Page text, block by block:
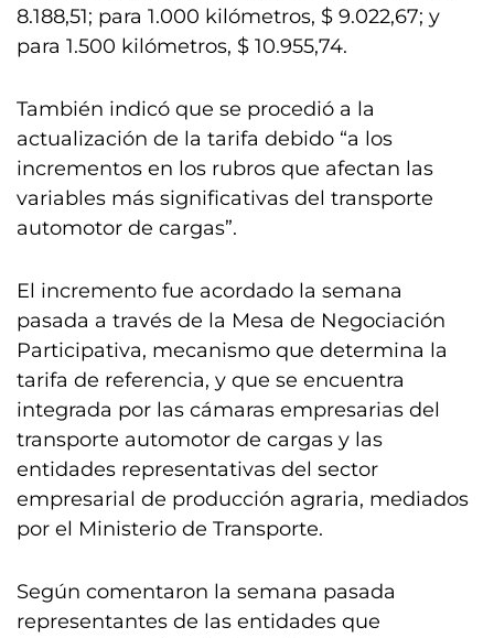
8.188,51; para 1.000 kilómetros, $ 9.022,67; y
para 1.500 kilómetros, $ 10.955,74.
También indicó que se procedió a la
actualización de la tarifa debido “a los
incrementos en los rubros que afectan las
variables más significativas del transporte
automotor de cargas”.
El incremento fue acordado la semana
pasada a través de la Mesa de Negociación
Participativa, mecanismo que determina la
tarifa de referencia, y que se encuentra
integrada por las cámaras empresarias del
transporte automotor de cargas y las
entidades representativas del sector
empresarial de producción agraria, mediados
por el Ministerio de Transporte.
Según comentaron la semana pasada
representantes de las entidades que